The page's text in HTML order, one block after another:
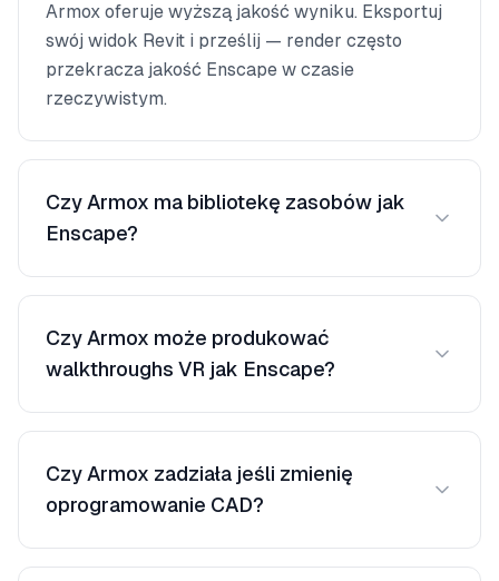
Armox oferuje wyższą jakość wyniku. Eksportuj
swój widok Revit i prześlij — render często
przekracza jakość Enscape w czasie
rzeczywistym.
Czy Armox ma bibliotekę zasobów jak
Enscape?
AI generuje kontekstowe meble, roślinność i
niż preumieszczone zasoby 3D.
Czy Armox może produkować
walkthroughs VR jak Enscape?
Armox specjalizuje się w fotorealistycznych
jest idealna do generowania wielu perspektyw
szybko.
Czy Armox zadziała jeśli zmienię
oprogramowanie CAD?
Tak — Armox działa z dowolnym obrazem, więc